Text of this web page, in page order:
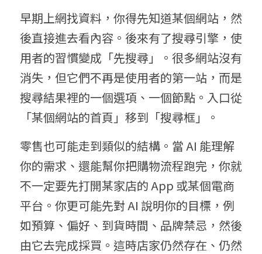
早期上網找資料，你得先知道某個網站，然
後直接進去看內容。後來有了搜尋引擎，使
用者的習慣變成「先搜尋」。很多網站沒有
消失，但它們不再是使用者的第一站，而是
搜尋結果裡的一個選項、一個節點。入口從
「某個網站的首頁」移到「搜尋框」。
零售也可能走到類似的結構。當 AI 能理解
你的需求、還能幫你把購物流程跑完，你就
不一定要先打開某家店的 App 或某個電商
平台。你更可能先對 AI 說明你的目標，例
如預算、偏好、到貨時間、品牌禁忌，然後
由它去完成採買。這時店家仍然存在、仍然